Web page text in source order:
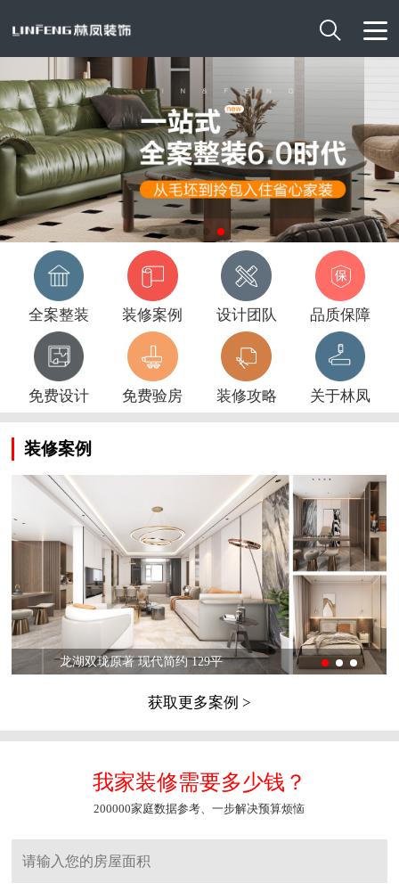

全案整装 装修案例 设计团队 品质保障
免费设计 免费验房 装修攻略 关于林凤
装修案例
龙湖双珑原著 现代简约 129平
获取更多案例 >
我家装修需要多少钱？
200000家庭数据参考、一步解决预算烦恼